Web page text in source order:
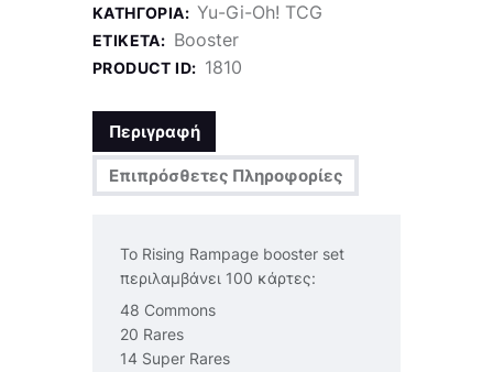
ΚΑΤΗΓΟΡΊΑ: Yu-Gi-Oh! TCG
ΕΤΙΚΈΤΑ: Booster
PRODUCT ID: 1810
Περιγραφή
Επιπρόσθετες Πληροφορίες
Το Rising Rampage booster set
περιλαμβάνει 100 κάρτες:
48 Commons
20 Rares
14 Super Rares